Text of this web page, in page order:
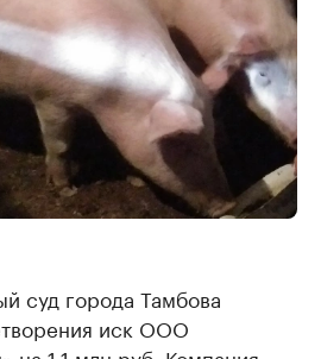
суд города Тамбова
иск ООО